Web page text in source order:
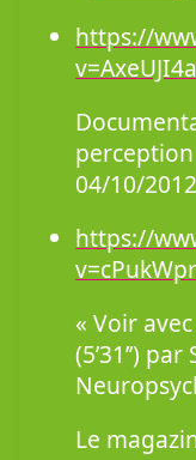
https://
04/10/2012
https://
« Voir
(5’31’’)
Le